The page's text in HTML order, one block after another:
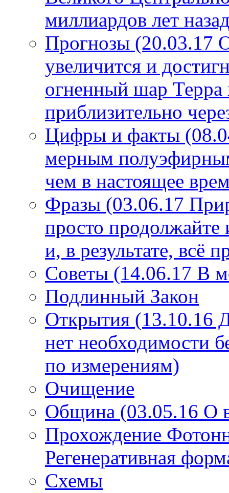
миллиардов лет
Прогнозы (20.03.17
увеличится и
огненный шар Терра
приблизительно
Цифры и факты
мерным
чем в настоящее
Фразы (03.06.17
просто продолжайте
и, в результате, всё
Советы (14.06.17 В
Подлинный Закон
Открытия (13.10.16
нет необходимости
по измерениям)
Очищение
Община (03.05.16 О
Прохождение
Регенеративная
Схемы